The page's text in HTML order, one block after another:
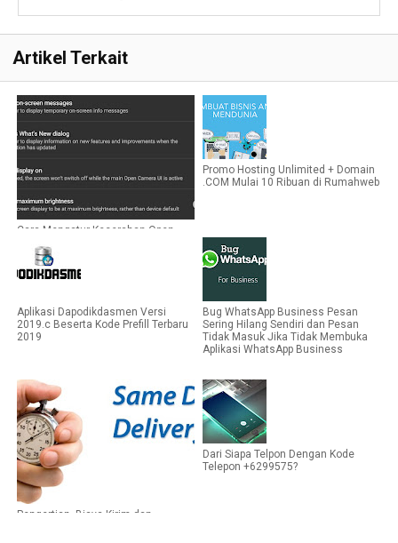
Artikel Terkait
Cara Mengatur Kecerahan Open
Promo Hosting Unlimited + Domain
.COM Mulai 10 Ribuan di Rumahweb
Aplikasi Dapodikdasmen Versi
2019.c Beserta Kode Prefill Terbaru
2019
Bug WhatsApp Business Pesan
Sering Hilang Sendiri dan Pesan
Tidak Masuk Jika Tidak Membuka
Aplikasi WhatsApp Business
Pengertian, Biaya Kirim dan
Dari Siapa Telpon Dengan Kode
Telepon +6299575?